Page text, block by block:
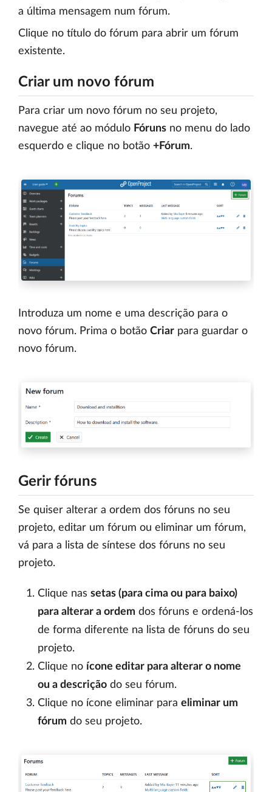
a última mensagem num fórum.
Clique no título do fórum para abrir um fórum
existente.
Criar um novo fórum
Para criar um novo fórum no seu projeto,
navegue até ao módulo Fóruns no menu do lado
esquerdo e clique no botão +Fórum.
Introduza um nome e uma descrição para o
novo fórum. Prima o botão Criar para guardar o
novo fórum.
Gerir fóruns
Se quiser alterar a ordem dos fóruns no seu
projeto, editar um fórum ou eliminar um fórum,
vá para a lista de síntese dos fóruns no seu
projeto.
Clique nas setas (para cima ou para baixo)
para alterar a ordem dos fóruns e ordená-los
de forma diferente na lista de fóruns do seu
projeto.
Clique no ícone editar para alterar o nome
ou a descrição do seu fórum.
Clique no ícone eliminar para eliminar um
fórum do seu projeto.